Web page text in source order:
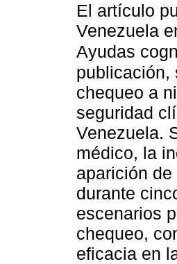
El artículo
Venezuela
Ayudas
publicación,
chequeo a
seguridad
Venezuela.
médico, la
aparición
durante
escenarios
chequeo,
eficacia en